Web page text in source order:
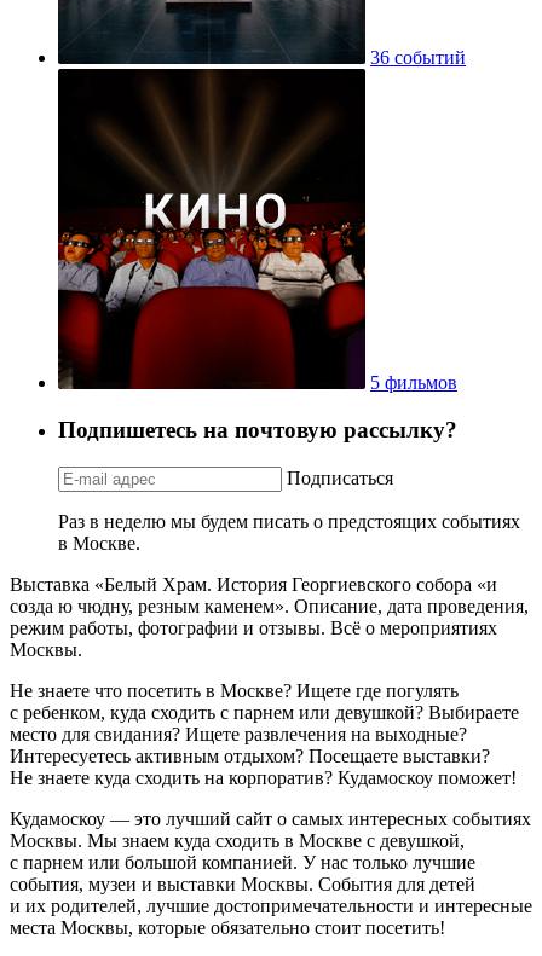
36 событий
5 фильмов
Подпишетесь на почтовую рассылку?
Подписаться
Раз в неделю мы будем писать о предстоящих событиях
в Москве.
Выставка «Белый Храм. История Георгиевского собора «и
созда ю чюдну, резным каменем». Описание, дата проведения,
режим работы, фотографии и отзывы. Всё о мероприятиях
Москвы.
Не знаете что посетить в Москве? Ищете где погулять
с ребенком, куда сходить с парнем или девушкой? Выбираете
место для свидания? Ищете развлечения на выходные?
Интересуетесь активным отдыхом? Посещаете выставки?
Не знаете куда сходить на корпоратив? Кудамоскоу поможет!
Кудамоскоу — это лучший сайт о самых интересных событиях
Москвы. Мы знаем куда сходить в Москве с девушкой,
с парнем или большой компанией. У нас только лучшие
события, музеи и выставки Москвы. События для детей
и их родителей, лучшие достопримечательности и интересные
места Москвы, которые обязательно стоит посетить!